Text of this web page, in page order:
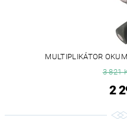
MULTIPLIKÁTOR
3 821
2